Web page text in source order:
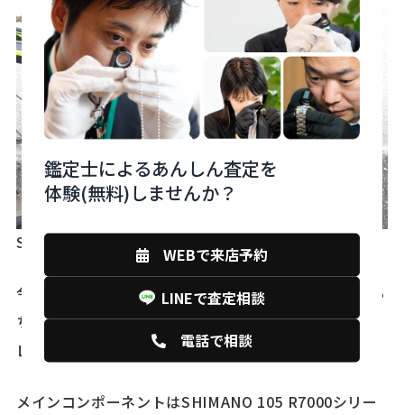
SHIMANO 105 FC-R7000 50/34T
今回、買い取りした 「KUOTA KRYON」 軽量なのはも
ちろん最大限のエアロ効果を追及したフルカーボンフ
レームに
メインコンポーネントはSHIMANO 105 R7000シリー
鑑定士によるあんしん査定を
体験(無料)しませんか？
WEBで来店予約
LINEで査定相談
電話で相談